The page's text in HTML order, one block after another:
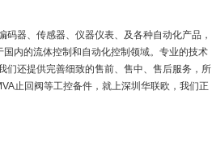
器、传感器、仪器仪表、及各种自动化产品，
内的流体控制和自动化控制领域。专业的技术
们还提供完善细致的售前、售中、售后服务，所
止回阀等工控备件，就上深圳华联欧，我们正